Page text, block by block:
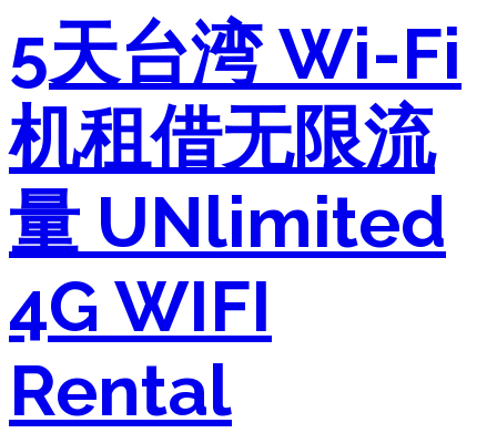
5天台湾 Wi-Fi
机租借无限流
量 UNlimited
4G WIFI
Rental